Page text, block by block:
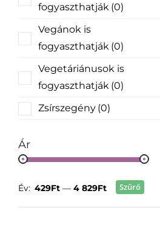
fogyaszthatják (0)
Vegánok is
fogyaszthatják (0)
Vegetáriánusok is
fogyaszthatják (0)
Zsírszegény (0)
Ár
Szűrő
Év: 429Ft — 4 829Ft